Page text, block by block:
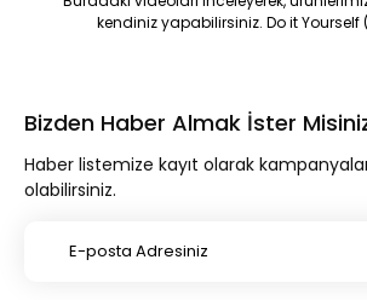
kendiniz yapabilirsiniz. Do it
Bizden Haber Almak İster
Haber listemize kayıt olarak
olabilirsiniz.